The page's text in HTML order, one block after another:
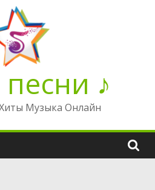
песни ♪
Музыка Онлайн